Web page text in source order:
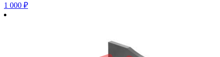
1 000 ₽